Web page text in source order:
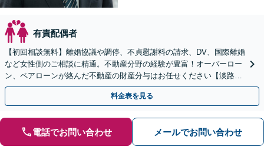
有責配偶者
【初回相談無料】離婚協議や調停、不貞慰謝料の請求、DV、国際離婚
など女性側のご相談に精通。不動産分野の経験が豊富！オーバーロー
ン、ペアローンが絡んだ不動産の財産分与はお任せください【淡路町
駅・小川町1分】【完全個室】【子連れ相談OK】
料金表を見る
電話でお問い合わせ メールでお問い合わせ